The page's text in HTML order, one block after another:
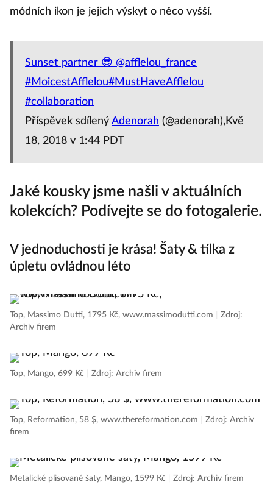
módních ikon je jejich výskyt o něco vyšší.
Sunset partner 😎 @afflelou_france
#MoicestAfflelou#MustHaveAfflelou
#collaboration
Příspěvek sdílený Adenorah (@adenorah),Kvě
18, 2018 v 1:44 PDT
Jaké kousky jsme našli v aktuálních
kolekcích? Podívejte se do fotogalerie.
V jednoduchosti je krása! Šaty & tílka z
úpletu ovládnou léto
Top, Massimo Dutti, 1795 Kč, www.massimodutti.com
Zdroj:
Archiv firem
Top, Mango, 699 Kč Zdroj: Archiv firem
Top, Reformation, 58 $, www.thereformation.com
Zdroj: Archiv
firem
Metalické plisované šaty, Mango, 1599 Kč Zdroj: Archiv firem